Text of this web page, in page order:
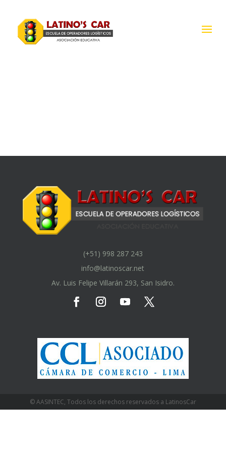
(+51) 998 287 243
info@latinoscar.net
Av. Luis Felipe Villarán 293, San Isidro.
© AASINTEC, Todos los derechos reservados a LatinosCar